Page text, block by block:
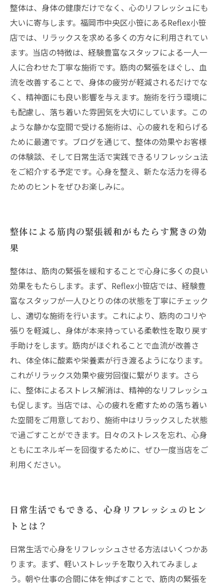
整体は、身体の健康だけでなく、心のリフレッシュにも
大いに寄与します。福岡市中央区小笹にあるReflex小笹
店では、リラックスを求める多くの方々に利用されてい
ます。当店の特徴は、経験豊富なスタッフによる一人一
人に合わせた丁寧な施術です。筋肉の緊張をほぐし、血
流を改善することで、身体の疲労が軽減されるだけでな
く、精神面にも良い影響を与えます。施術を行う環境に
も配慮し、落ち着いた雰囲気を大切にしています。この
ような静かな空間で受ける施術は、心の疲れを和らげる
ために最適です。ブログを通じて、整体の効果やお客様
の体験談、そして日常生活で実践できるリフレッシュ法
をご紹介する予定です。心身を整え、新たな活力を得る
ためのヒントをぜひお楽しみに。
整体による筋肉の緊張緩和がもたらす驚きの効
果
整体は、筋肉の緊張を緩和することで心身に多くの良い
効果をもたらします。まず、Reflex小笹店では、経験豊
富なスタッフが一人ひとりの体の状態を丁寧にチェック
し、適切な施術を行います。これにより、筋肉のコリや
張りを軽減し、身体が本来持っている柔軟性を取り戻す
手助けをします。筋肉がほぐれることで血流が改善さ
れ、体全体に酸素や栄養素が行き渡るようになります。
これがリラックス効果や疲労回復に繋がります。さら
に、整体によるストレス解消は、精神的なリフレッシュ
も促します。当店では、心の疲れを癒すための落ち着い
た空間をご用意しており、施術中はリラックスした状態
で過ごすことができます。日々のストレスを忘れ、心身
ともにエネルギーを回復するために、ぜひ一度当店をご
利用ください。
日常生活でもできる、心身リフレッシュのヒン
トとは？
日常生活で心身をリフレッシュさせる方法はいくつかあ
ります。まず、軽いストレッチを取り入れてみましょ
う。朝や仕事の合間に体を伸ばすことで、筋肉の緊張を